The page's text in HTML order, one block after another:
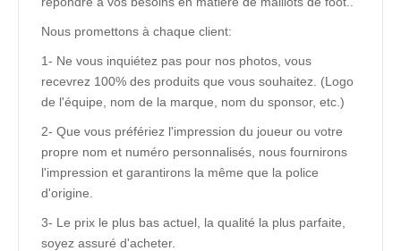
Nous promettons à chaque client:
1- Ne vous inquiétez pas pour nos photos, vous
recevrez 100% des produits que vous souhaitez. (Logo
de l'équipe, nom de la marque, nom du sponsor, etc.)
2- Que vous préfériez l'impression du joueur ou votre
propre nom et numéro personnalisés, nous fournirons
l'impression et garantirons la même que la police
d'origine.
3- Le prix le plus bas actuel, la qualité la plus parfaite,
soyez assuré d'acheter.